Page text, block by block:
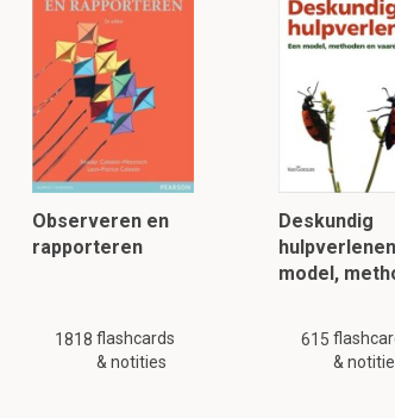
Observeren en
rapporteren
1818 flashcards
& notities
Deskundig
model,
615
&